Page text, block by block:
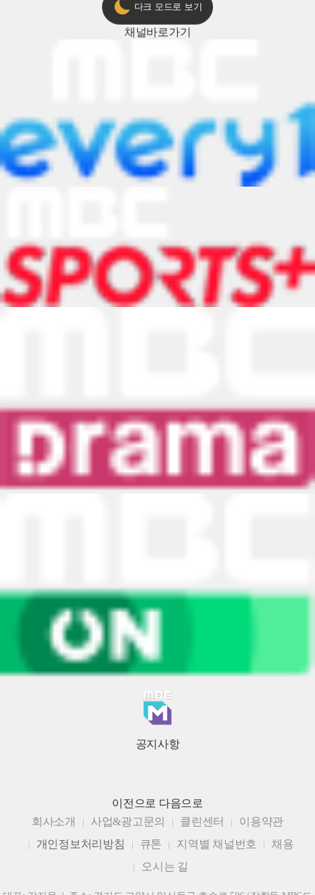
다크 모드로 보기
채널바로가기
공지사항
이전으로 다음으로
회사소개
사업&광고문의 클린센터
이용약관
개인정보처리방침
큐톤 지역별 채널번호
채용
오시는 길